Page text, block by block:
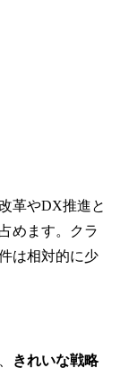
革やDX推進と
めます。クラ
は相対的に少
きれいな戦略